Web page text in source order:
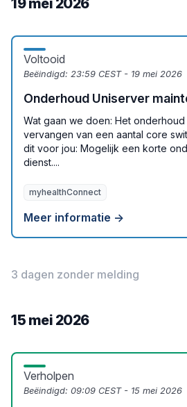
19 mei 2026
Voltooid
Beëindigd: 23:59 CEST - 19 mei 2026
Onderhoud Uniserver
Wat gaan we doen: Het
vervangen van een aantal core
dit voor jou: Mogelijk een korte
dienst....
myhealthConnect
Meer informatie →
3 dagen zonder melding
15 mei 2026
Verholpen
Beëindigd: 09:09 CEST - 15 mei 2026